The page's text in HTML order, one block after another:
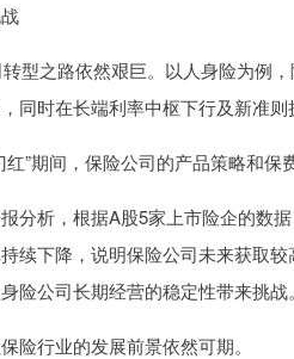
之路依然艰巨。以人身险为例，
同时在长端利率中枢下行及新准
期间，保险公司的产品策略和保
析，根据A股5家上市险企的数据
续下降，说明保险公司未来获取
险公司长期经营的稳定性带来挑战。
行业的发展前景依然可期。